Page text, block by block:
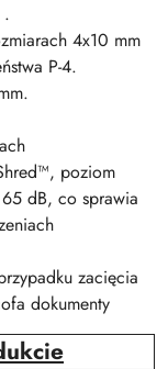
.
4x10 mm
P-4.
poziom
dB, co sprawia
zacięcia
dokumenty